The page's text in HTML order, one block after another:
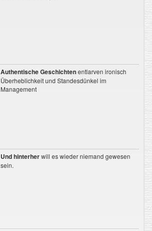
Authentische Geschichtenentlarven ironisch
Überheblichkeit und Standesdünkel im
Management
Und hinterherwill es wieder niemand gewesen
sein.